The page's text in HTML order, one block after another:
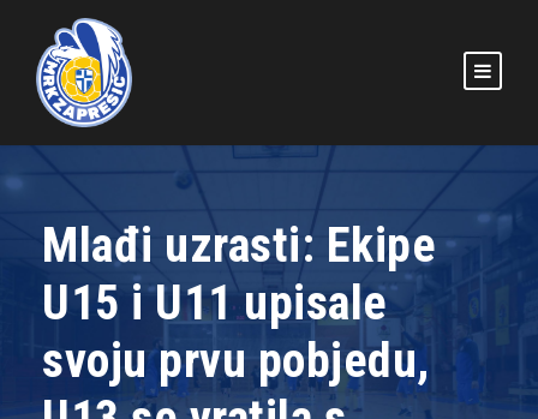
Mlađi uzrasti: Ekipe
U15 i U11 upisale
svoju prvu pobjedu,